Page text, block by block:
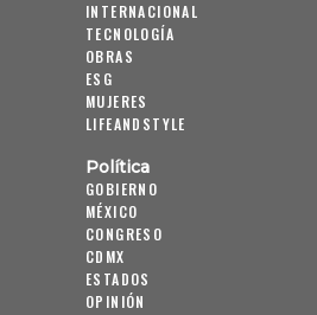
INTERNACIONAL
TECNOLOGÍA
OBRAS
ESG
MUJERES
LIFEANDSTYLE
Política
GOBIERNO
MÉXICO
CONGRESO
CDMX
ESTADOS
OPINIÓN